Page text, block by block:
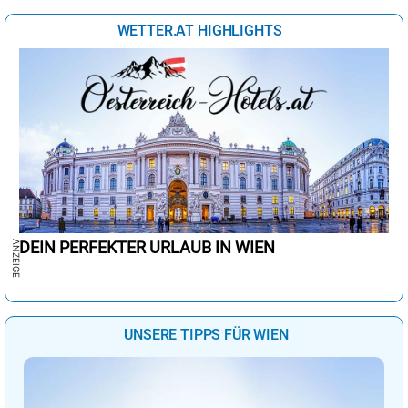
20° sonnig
42°
31° sonnig
Havanna 31° heiter 17%
Istanbul 19° sonnig 0%
Johannesburg 20° wolkig 45%
Kairo 27° sonnig 3%
Lima
London 19° wolkig 61%
18° leichte Regenschauer
Madrid 3%
WETTER.AT HIGHLIGHTS
DEIN PERFEKTER URLAUB IN WIEN
UNSERE TIPPS FÜR WIEN